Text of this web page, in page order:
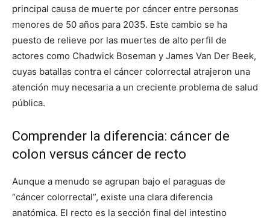
principal causa de muerte por cáncer entre personas
menores de 50 años para 2035. Este cambio se ha
puesto de relieve por las muertes de alto perfil de
actores como Chadwick Boseman y James Van Der Beek,
cuyas batallas contra el cáncer colorrectal atrajeron una
atención muy necesaria a un creciente problema de salud
pública.
Comprender la diferencia: cáncer de
colon versus cáncer de recto
Aunque a menudo se agrupan bajo el paraguas de
“cáncer colorrectal”, existe una clara diferencia
anatómica. El recto es la sección final del intestino